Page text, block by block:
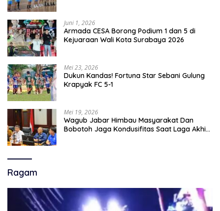
Juni 1, 2026
Armada CESA Borong Podium 1 dan 5 di
Kejuaraan Wali Kota Surabaya 2026
Mei 23, 2026
Dukun Kandas! Fortuna Star Sebani Gulung
Krapyak FC 5-1
Mei 19, 2026
Wagub Jabar Himbau Masyarakat Dan
Bobotoh Jaga Kondusifitas Saat Laga Akhir
Ragam